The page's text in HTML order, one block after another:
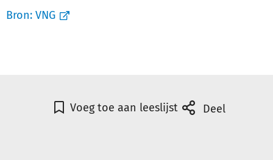
Bron: VNG
Voeg toe aan leeslijst Deel